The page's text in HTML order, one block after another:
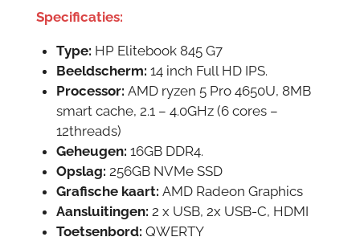
Specificaties:
Type: HP Elitebook 845 G7
Beeldscherm: 14inch Full HD IPS.
Processor: AMD ryzen 5 Pro 4650U, 8MB
smart cache, 2.1 – 4.0GHz (6 cores –
12threads)
Geheugen: 16GB DDR4.
Opslag: 256GB NVMe SSD
Grafische kaart: AMD Radeon Graphics
Aansluitingen: 2 x USB, 2x USB-C, HDMI
Toetsenbord: QWERTY